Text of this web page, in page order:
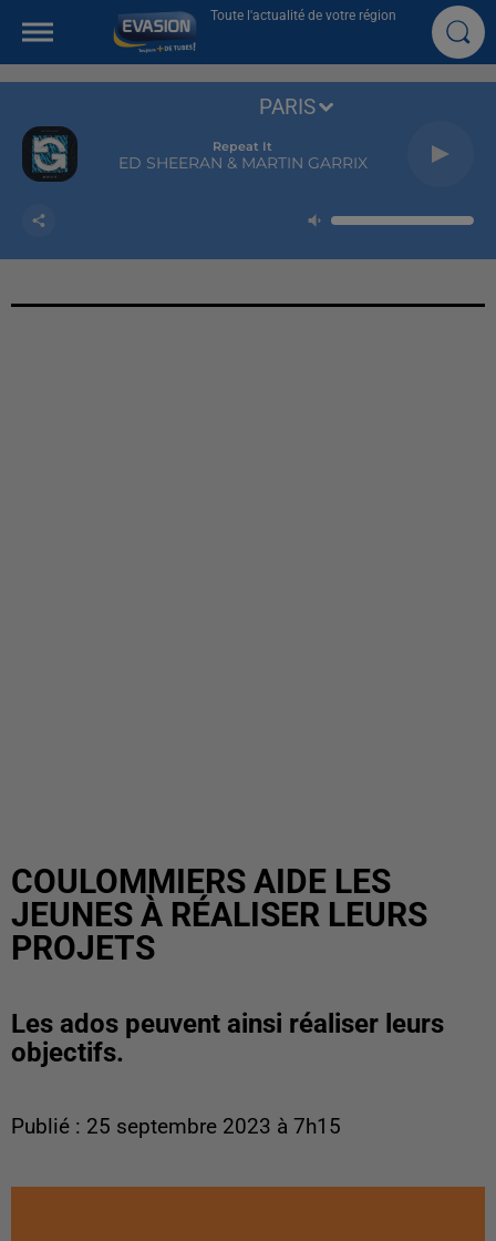
Toute l'actualité de votre région
Repeat It
ED SHEERAN & MARTIN GARRIX
PARIS
COULOMMIERS AIDE LES
JEUNES À RÉALISER LEURS
PROJETS
Les ados peuvent ainsi réaliser leurs
objectifs.
Publié : 25 septembre 2023 à 7h15